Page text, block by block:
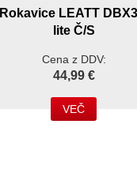
Rokavice LEATT
lite Č/S
Cena z DDV:
44,99 €
VEČ